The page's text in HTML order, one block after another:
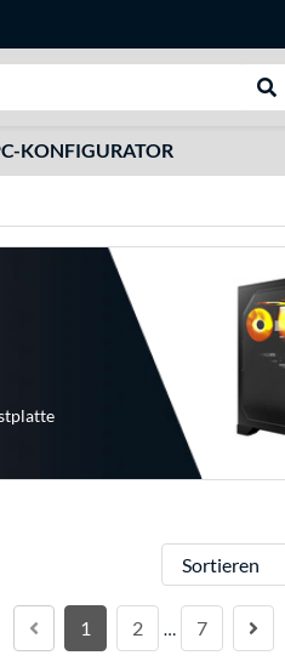
KONFIGURATOR
Sortieren
1 2 … 7